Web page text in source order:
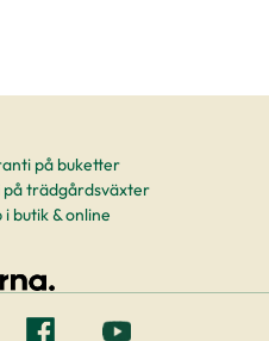
på buketter
på trädgårdsväxter
butik & online